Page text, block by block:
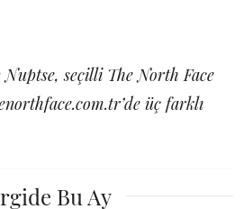
seçilli The North Face
üç farklı
Bu Ay